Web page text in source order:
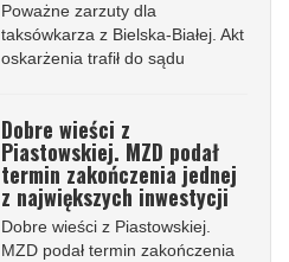
Poważne zarzuty dla
taksówkarza z Bielska-Białej. Akt
oskarżenia trafił do sądu
Dobre wieści z
Piastowskiej. MZD podał
termin zakończenia jednej
z największych inwestycji
Dobre wieści z Piastowskiej.
MZD podał termin zakończenia